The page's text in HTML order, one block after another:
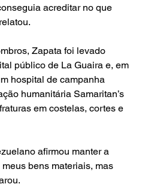
acreditar no que
Zapata foi levado
público de La Guaira e, em
hospital de campanha
humanitária Samaritan’s
em costelas, cortes e
afirmou manter a
bens materiais, mas